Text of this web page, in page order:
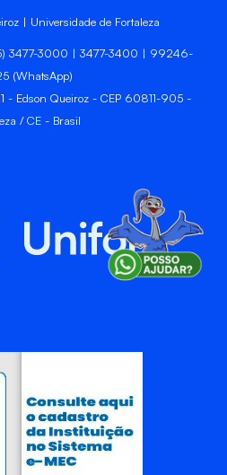
| Universidade de Fortaleza
3477-3000 | 3477-3400 | 99246-
(WhatsApp)
- Edson Queiroz - CEP 60811-905 -
/ CE - Brasil